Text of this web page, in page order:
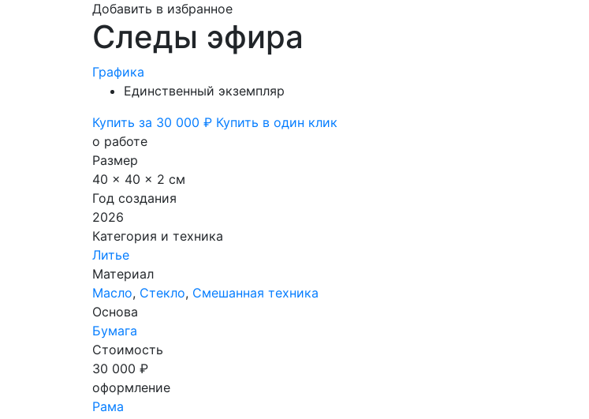
Добавить в избранное
Следы эфира
Графика
Единственный экземпляр
Купить за 30 000 ₽ Купить в один клик
о работе
Размер
40 x 40 x 2 см
Год создания
2026
Категория и техника
Литье
Материал
Масло, Стекло, Смешанная техника
Основа
Бумага
Стоимость
30 000 ₽
оформление
Рама